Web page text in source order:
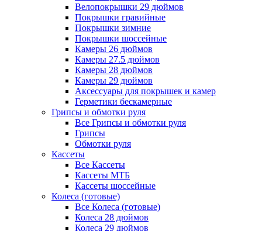
Велопокрышки 29 дюймов
Покрышки гравийные
Покрышки зимние
Покрышки шоссейные
Камеры 26 дюймов
Камеры 27.5 дюймов
Камеры 28 дюймов
Камеры 29 дюймов
Аксессуары для покрышек и камер
Герметики бескамерные
Грипсы и обмотки руля
Все Грипсы и обмотки руля
Грипсы
Обмотки руля
Кассеты
Все Кассеты
Кассеты МТБ
Кассеты шоссейные
Колеса (готовые)
Все Колеса (готовые)
Колеса 28 дюймов
Колеса 29 дюймов